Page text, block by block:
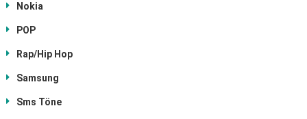
Nokia
POP
Rap/Hip Hop
Samsung
Sms Töne